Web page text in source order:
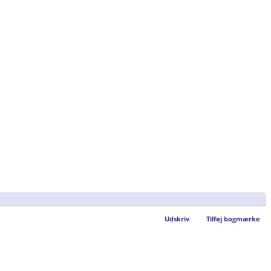
Udskriv Tilføj bogmærke